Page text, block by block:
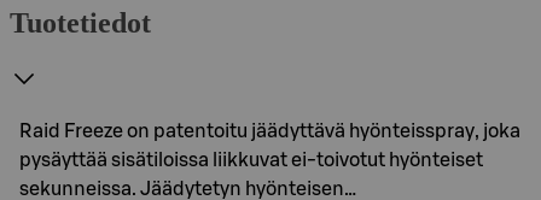
Tuotetiedot
Raid Freeze on patentoitu jäädyttävä hyönteisspray, joka
pysäyttää sisätiloissa liikkuvat ei-toivotut hyönteiset
sekunneissa. Jäädytetyn hyönteisen…